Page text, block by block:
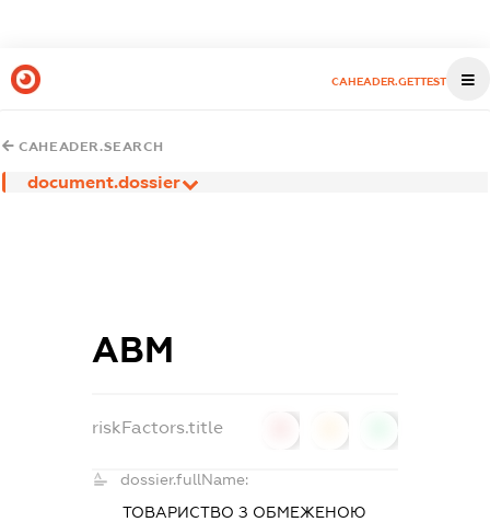
CAHEADER.GETTEST
CAHEADER.SEARCH
document.dossier
АВМ
riskFactors.title
dossier.fullName:
ТОВАРИСТВО З ОБМЕЖЕНОЮ